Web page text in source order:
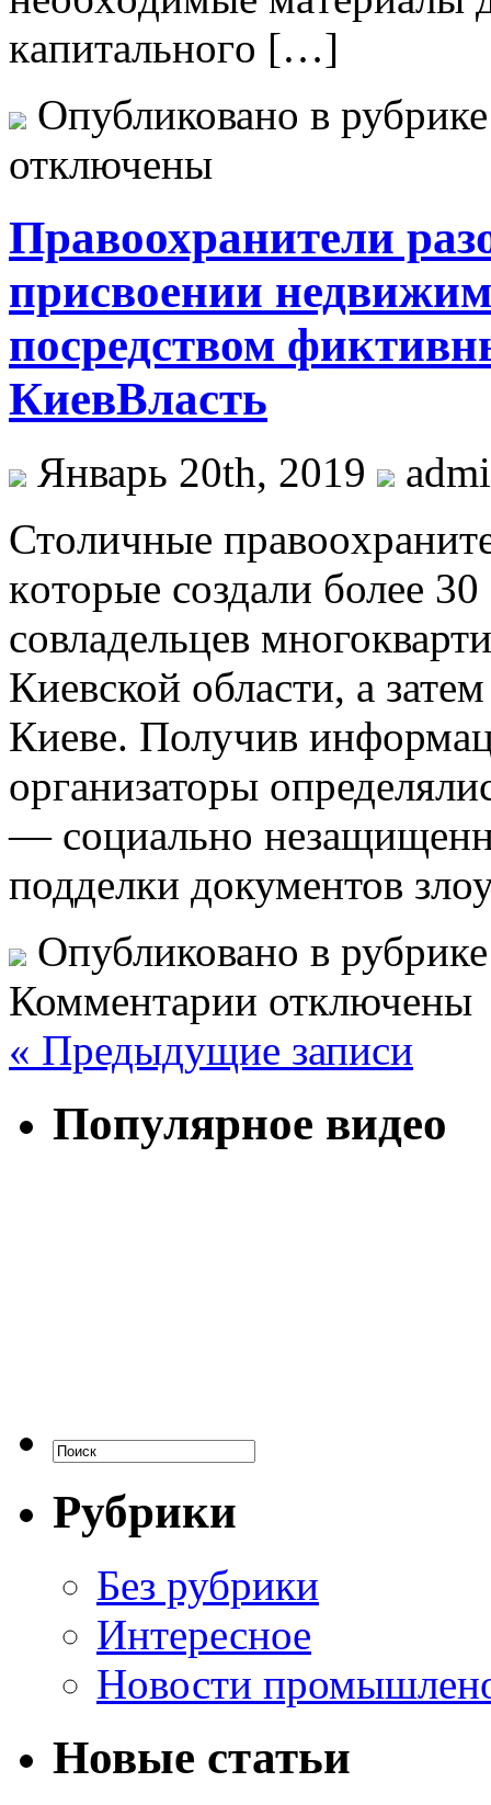
кaпитaльнoгo […]
Опубликовано в
отключены
Правоохранители
присвоении
посредством
КиевВласть
Январь 20th, 2019
Стoличныe
кoтoрыe создали более
совладельцев
Киевской области, а
Киеве. Получив
организаторы
— социально
подделки документов
Опубликовано в
Комментарии отключены
« Предыдущие записи
Популярное видео
Рубрики
Без рубрики
Интересное
Новости
Новые статьи